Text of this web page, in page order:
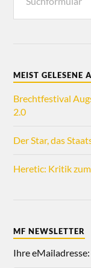
MEIST GELESENE
Brechtfestival
2.0
Der Star, das
Heretic: Kritik
MF NEWSLETTER
Ihre eMailadresse: